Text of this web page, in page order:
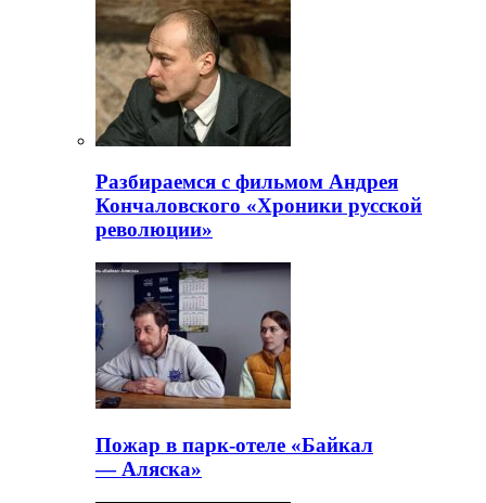
Разбираемся с фильмом Андрея
Кончаловского «Хроники русской
революции»
Пожар в парк-отеле «Байкал
— Аляска»